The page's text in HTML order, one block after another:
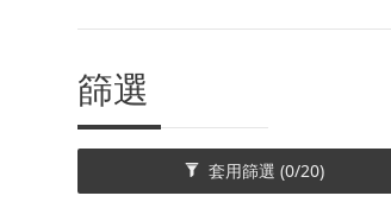
篩選
套用篩選 (0/20)